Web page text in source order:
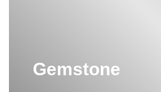
Gemstone